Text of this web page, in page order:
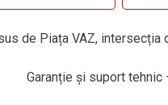
de Piața VAZ,
Garanție și suport tehnic